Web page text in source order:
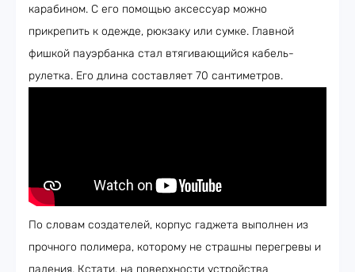
карабином. С его помощью аксессуар можно
прикрепить к одежде, рюкзаку или сумке. Главной
фишкой пауэрбанка стал втягивающийся кабель-
рулетка. Его длина составляет 70 сантиметров.
По словам создателей, корпус гаджета выполнен из
прочного полимера, которому не страшны перегревы и
падения. Кстати, на поверхности устройства